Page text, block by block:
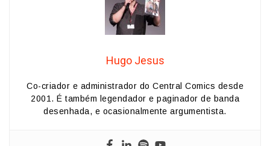
Hugo Jesus
Co-criador e administrador do Central Comics desde
2001. É também legendador e paginador de banda
desenhada, e ocasionalmente argumentista.